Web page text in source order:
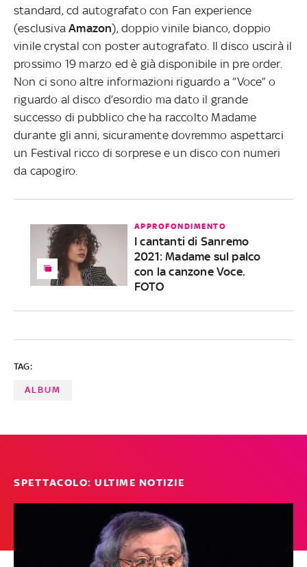
standard, cd autografato con Fan experience
(esclusivaAmazon), doppio vinile bianco, doppio
vinile crystal con poster autografato. Il disco uscirà il
prossimo 19 marzo ed è già disponibile in pre order.
Non ci sono altre informazioni riguardo a “Voce” o
riguardo al disco d’esordio ma dato il grande
successo di pubblico che ha raccolto Madame
durante gli anni, sicuramente dovremmo aspettarci
un Festival ricco di sorprese e un disco con numeri
da capogiro.
APPROFONDIMENTO
I cantanti di Sanremo
2021: Madame sul palco
con la canzone Voce.
FOTO
TAG:
ALBUM
SPETTACOLO: ULTIME NOTIZIE